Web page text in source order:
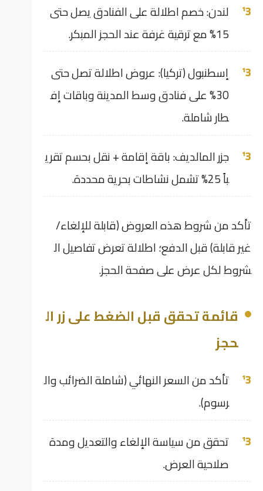
لندن: خصم اطلالة على الفنادق يصل حتى
15% مع ترقية غرفة عند الحجز المبكر.
إسطنبول (تركيا): عروض اطلالة تصل حتى
30% على فنادق وسط المدينة وباقات إف
طار شاملة.
جزر المالديف: باقة إقامة + نقل بحسم تقري
باً 25% تشمل نشاطات بحرية محددة.
تأكد من شروط هذه العروض (قابلة للإلغاء/
غير قابلة) قبل الدفع؛ اطلالة تعرض تفاصيل ال
شروط لكل عرض على صفحة الحجز.
قائمة تحقق قبل الضغط على زر ال
حجز
تأكد من السعر النهائي (شاملة الضرائب وال
رسوم).
تحقق من سياسة الإلغاء والتعديل ومدة
صلاحية العرض.